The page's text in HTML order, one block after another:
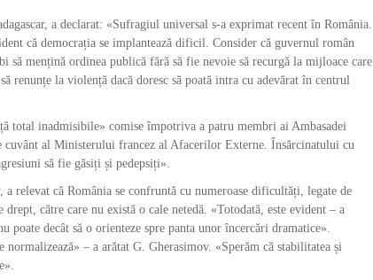
a declarat: «Sufragiul universal s-a exprimat recent în România.
că democrația se implantează dificil. Consider că guvernul român
să mențină ordinea publică fără să fie nevoie să recurgă la mijloace care
renunțe la violență dacă doresc să poată intra cu adevărat în centrul
total inadmisibile» comise împotriva a patru membri ai Ambasadei
al Ministerului francez al Afacerilor Externe. Însărcinatului cu
să fie găsiți și pedepsiți».
relevat că România se confruntă cu numeroase dificultăți, legate de
către care nu există o cale netedă. «Totodată, este evident – a
decât să o orienteze spre panta unor încercări dramatice».
– a arătat G. Gherasimov. «Sperăm că stabilitatea și